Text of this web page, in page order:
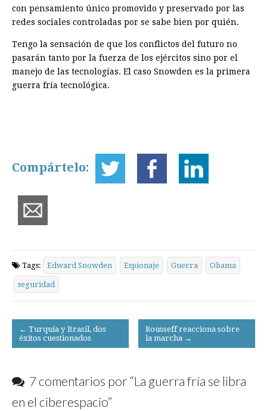
con pensamiento único promovido y preservado por las
redes sociales controladas por se sabe bien por quién.
Tengo la sensación de que los conflictos del futuro no
pasarán tanto por la fuerza de los ejércitos sino por el
manejo de las tecnologías. El caso Snowden es la primera
guerra fría tecnológica.
Compártelo:
Tags: Edward Snowden Espionaje Guerra Obama
seguridad
Post
navigation
← Turquía y Brasil, dos
éxitos cuestionados
Rousseff reacciona sobre
la marcha →
7 comentarios por “La guerra fría se libra
en el ciberespacio”